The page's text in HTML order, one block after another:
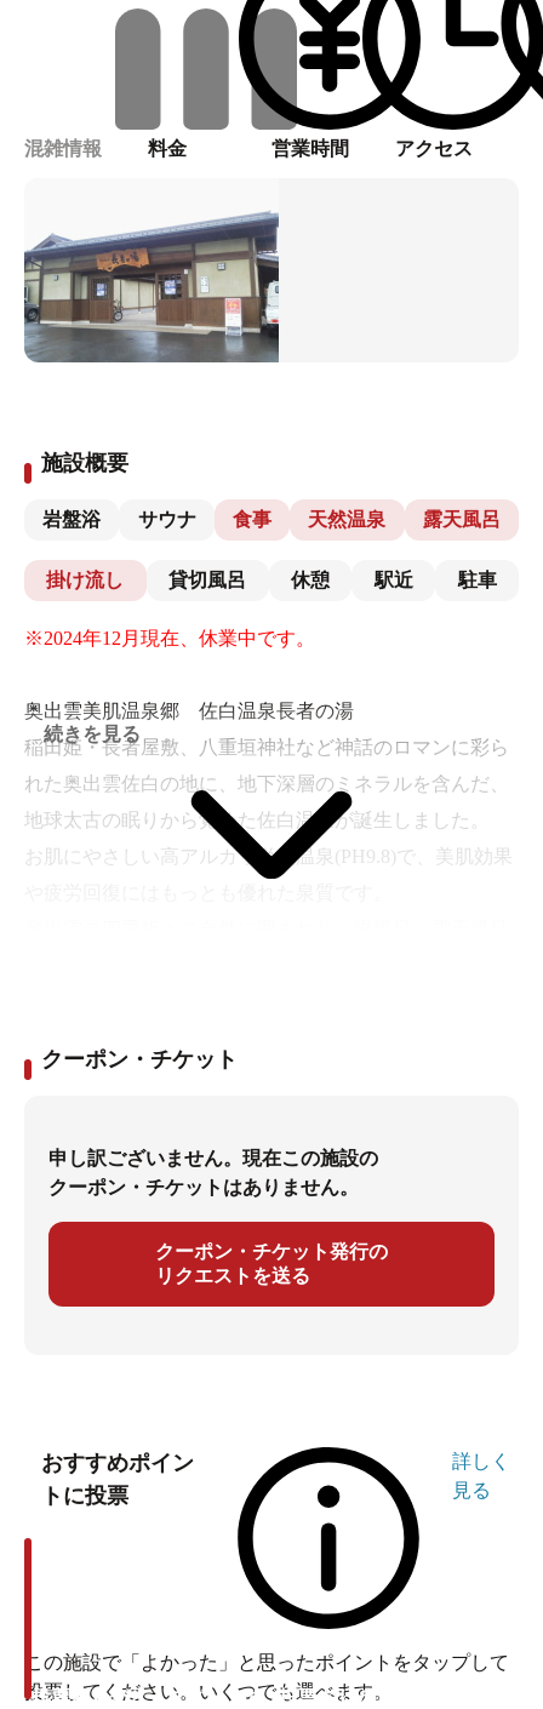
混雑情報 料金 営業時間 アクセス
施設概要
岩盤浴 サウナ 食事 天然温泉 露天風呂
掛け流し 貸切風呂 休憩 駅近 駐車
※2024年12月現在、休業中です。
奥出雲美肌温泉郷 佐白温泉長者の湯
稲田姫・長者屋敷、八重垣神社など神話のロマンに彩ら
れた奥出雲佐白の地に、地下深層のミネラルを含んだ、
地球太古の眠りから覚めた佐白温泉が誕生しました。
お肌にやさしい高アルカリ単純温泉(PH9.8)で、美肌効果
続きを見る
クーポン・チケット
申し訳ございません。現在この施設の
クーポン・チケットはありません。
クーポン・チケット発行の
リクエストを送る
おすすめポイン
トに投票
詳しく
見る
この施設で「よかった」と思ったポイントをタップして
投票してください。いくつでも選べます。
投票ありがとうございます 投票ありがとうございます